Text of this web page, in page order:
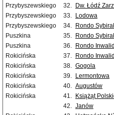
Przybyszewskiego
32. Dw. Łódź
Przybyszewskiego
33. Lodowa
Przybyszewskiego
34. Rondo
Puszkina
35. Rondo
Puszkina
36. Rondo
Rokicińska
37. Rondo
Rokicińska
38. Gogola
Rokicińska
39. Lermontowa
Rokicińska
40. Augustów
Rokicińska
41. Książąt
42. Janów